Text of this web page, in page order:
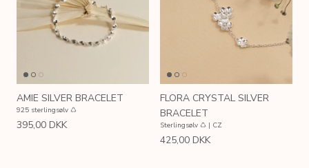
AMIE SILVER BRACELET
925 sterlingsølv ♺
395,00 DKK
FLORA CRYSTAL SILVER
BRACELET
Sterlingsølv ♺ | CZ
425,00 DKK